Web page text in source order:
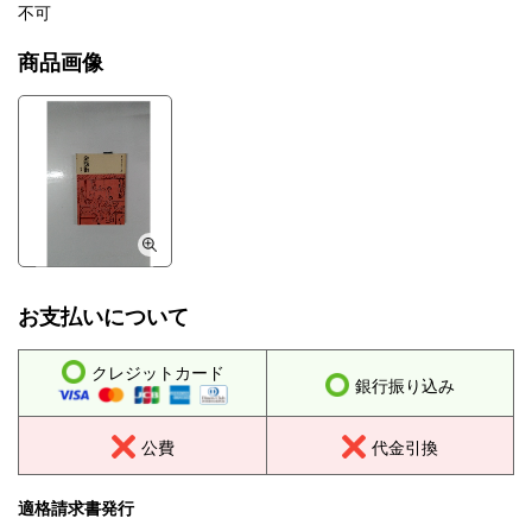
不可
商品画像
お支払いについて
クレジットカード
銀行振り込み
公費 代金引換
適格請求書発行